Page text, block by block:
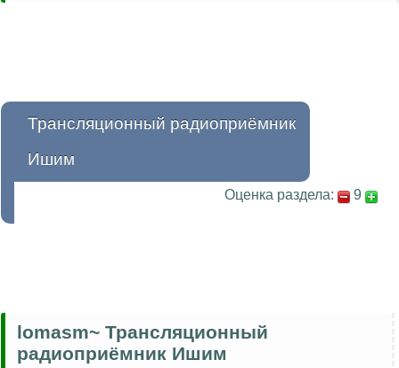
Трансляционный радиоприёмник
Ишим
Оценка раздела: 9
lomasm~ Трансляционный
радиоприёмник Ишим